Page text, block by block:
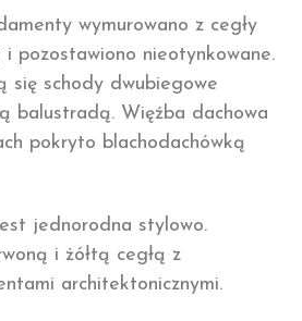
wymurowano z cegły
i pozostawiono nieotynkowane.
się schody dwubiegowe
balustradą. Więźba dachowa
pokryto blachodachówką
jednorodna stylowo.
i żółtą cegłą z
architektonicznymi.